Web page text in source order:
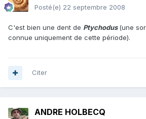
Posté(e) 22 septembre 2008
C'est bien une dent de Ptychodus(une
connue uniquement de cette période).
Citer
ANDRE HOLBECQ